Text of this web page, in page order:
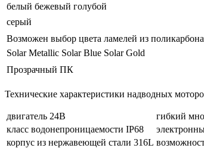
белый бежевый голубой
серый
Возможен выбор цвета ламелей из
Solar Metallic Solar Blue Solar Gold
Прозрачный ПК
Технические характеристики надводных
двигатель 24В
гибкий
класс водонепроницаемости IP68
корпус из нержавеющей стали 316L